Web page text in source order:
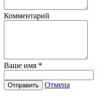
Комментарий
Ваше имя *
Отправить Отмена